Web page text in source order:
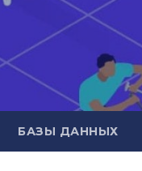
БАЗЫ ДАННЫХ